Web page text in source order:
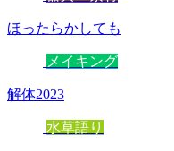
ほったらかしても
メイキング
解体2023
水草語り